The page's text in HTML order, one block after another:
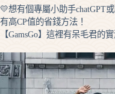
💛想有個專屬小助手chatGPT
有高CP值的省錢方法！
【GamsGo】這裡有呆毛君的